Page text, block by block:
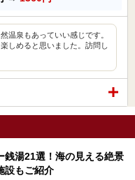
温泉もあっていい感じです。
しめると思いました。訪問し
銭湯21選！海の見える絶景
設もご紹介